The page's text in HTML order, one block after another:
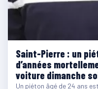
Saint-Pierre : un
d’années
voiture dimanche
Un piéton âgé de 24 ans